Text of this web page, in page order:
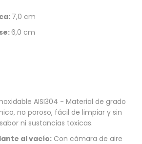
7,0 cm
6,0 cm
AISI304 - Material de grado
no poroso, fácil de limpiar y sin
ni sustancias toxicas.
al vacío: Con cámara de aire